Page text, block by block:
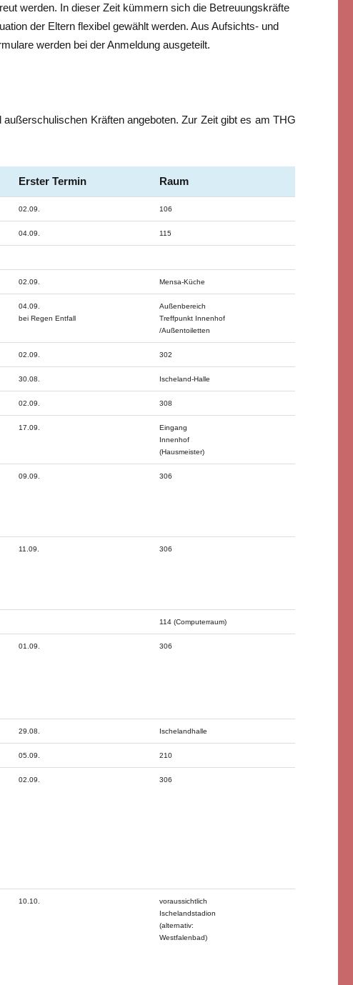
werden. In dieser Zeit kümmern sich die Betreuungskräfte
der Eltern flexibel gewählt werden. Aus Aufsichts- und
werden bei der Anmeldung ausgeteilt.
Kräften angeboten. Zur Zeit gibt es am THG
Erster Termin Raum
02.09. 106
04.09. 115
02.09. Mensa-Küche
04.09.
bei Regen Entfall
Außenbereich
Treffpunkt Innenhof
/Außentoiletten
02.09. 302
30.08. Ischeland-Halle
02.09. 308
17.09.
Eingang
Innenhof
(Hausmeister)
09.09. 306
11.09. 306
114 (Computerraum)
01.09. 306
29.08. Ischelandhalle
05.09. 210
02.09. 306
10.10.
voraussichtlich
Ischelandstadion
(alternativ:
Westfalenbad)